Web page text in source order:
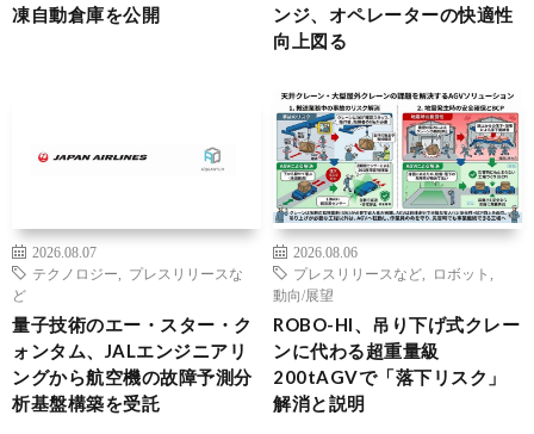
凍自動倉庫を公開
ンジ、オペレーターの快適性
向上図る
2026.08.07
テクノロジー
プレスリリースな
ど
量子技術のエー・スター・ク
ォンタム、JALエンジニアリ
ングから航空機の故障予測分
析基盤構築を受託
2026.08.06
プレスリリースなど
ロボット
動向/展望
ROBO-HI、吊り下げ式クレー
ンに代わる超重量級
200tAGVで「落下リスク」
解消と説明